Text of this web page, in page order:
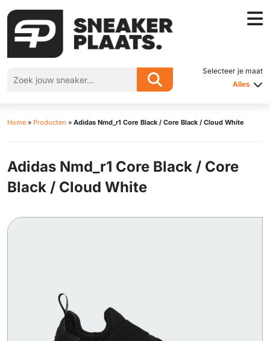
Selecteer je maat
Alles
Home » Producten » Adidas Nmd_r1 Core Black / Core Black / Cloud White
Adidas Nmd_r1 Core Black / Core
Black / Cloud White